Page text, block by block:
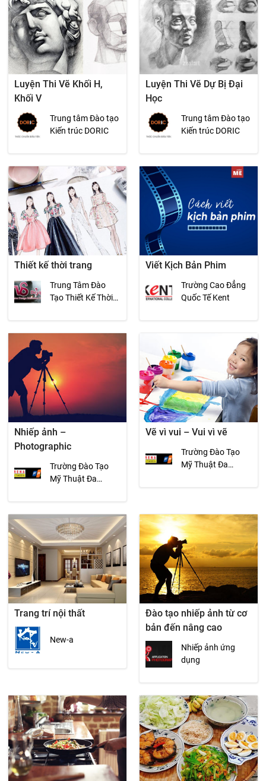
Luyện Thi Vẽ Khối H,
Khối V
Trung tâm Đào tạo
Kiến trúc DORIC
Luyện Thi Vẽ Dự Bị Đại
Học
Trung tâm Đào tạo
Kiến trúc DORIC
Thiết kế thời trang
Trung Tâm Đào
Tạo Thiết Kế Thời
Viết Kịch Bản Phim
Trường Cao Đẳng
Quốc Tế Kent
Nhiếp ảnh –
Photographic
Trường Đào Tạo
Mỹ Thuật Đa
Vẽ vì vui – Vui vì vẽ
Trường Đào Tạo
Mỹ Thuật Đa
Trang trí nội thất
New-a
Đào tạo nhiếp ảnh từ cơ
bản đến nâng cao
Nhiếp ảnh ứng
dụng